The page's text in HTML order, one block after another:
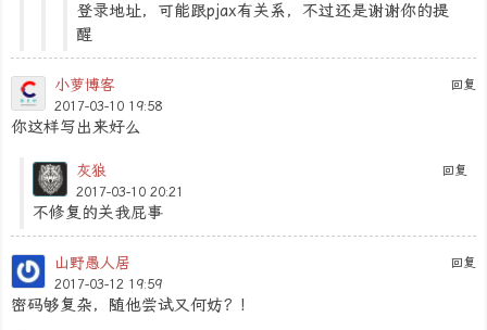
登录地址，可能跟pjax有关系，不过还是谢谢你的提
醒
回复
小萝博客
2017-03-10 19:58
你这样写出来好么
回复
灰狼
2017-03-10 20:21
不修复的关我屁事
回复
山野愚人居
2017-03-12 19:59
密码够复杂，随他尝试又何妨？！